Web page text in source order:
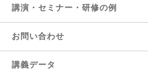
講演・セミナー・研修の例
お問い合わせ
講義データ